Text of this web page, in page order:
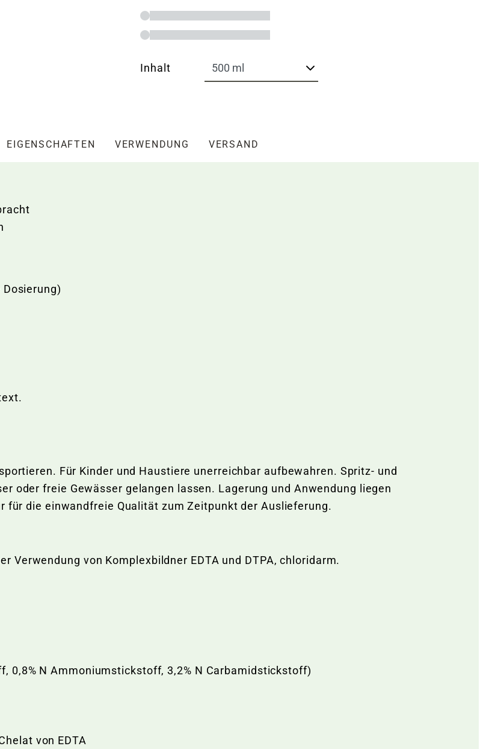
Inhalt
EIGENSCHAFTEN VERWENDUNG VERSAND
Für Kinder und Haustiere unerreichbar aufbewahren. Spritz- und
oder freie Gewässer gelangen lassen. Lagerung und Anwendung liegen
für die einwandfreie Qualität zum Zeitpunkt der Auslieferung.
Verwendung von Komplexbildner EDTA und DTPA, chloridarm.
0,8% N Ammoniumstickstoff, 3,2% N Carbamidstickstoff)
von EDTA